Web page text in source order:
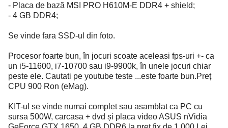
- Placa de bază MSI PRO H610M-E DDR4 + shield;
- 4 GB DDR4;
Se vinde fara SSD-ul din foto.
Procesor foarte bun, în jocuri scoate aceleasi fps-uri +- ca
un i5-11600, i7-10700 sau i9-9900k, în unele jocuri chiar
peste ele. Cautati pe youtube teste ...este foarte bun.Preț
CPU 900 Ron (eMag).
KIT-ul se vinde numai complet sau asamblat ca PC cu
sursa 500W, carcasa + dvd și placa video ASUS nVidia